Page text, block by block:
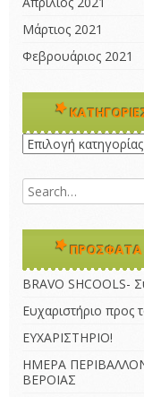
Μάρτιος 2021
Φεβρουάριος 2021
Kατηγορίες
BRAVO SHCOOLS-
Ευχαριστήριο
ΕΥΧΑΡΙΣΤΗΡΙΟ!
ΗΜΕΡΑ
ΒΕΡΟΙΑΣ